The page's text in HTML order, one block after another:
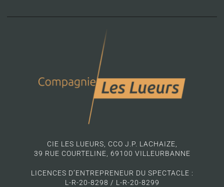
CIE LES LUEURS, CCO J.P. LACHAIZE,
39 RUE COURTELINE, 69100 VILLEURBANNE
LICENCES D’ENTREPRENEUR DU SPECTACLE :
L-R-20-8298 / L-R-20-8299